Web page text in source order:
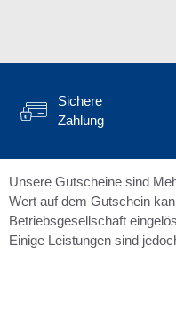
Sichere
Zahlung
Unsere Gutscheine sind
Wert auf dem Gutschein
Betriebsgesellschaft
Einige Leistungen sind